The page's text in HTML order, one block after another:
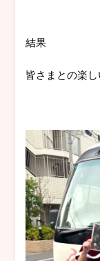
結果
皆さまとの楽